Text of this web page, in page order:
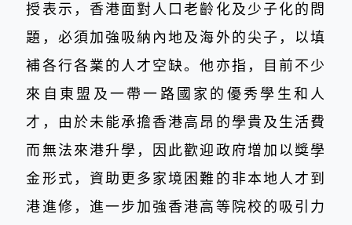
授表示，香港面對人口老齡化及少子化的問
題，必須加強吸納內地及海外的尖子，以填
補各行各業的人才空缺。他亦指，目前不少
來自東盟及一帶一路國家的優秀學生和人
才，由於未能承擔香港高昂的學貴及生活費
而無法來港升學，因此歡迎政府增加以獎學
金形式，資助更多家境困難的非本地人才到
港進修，進一步加強香港高等院校的吸引力